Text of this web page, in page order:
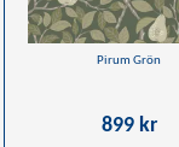
Pirum Grön
899 kr